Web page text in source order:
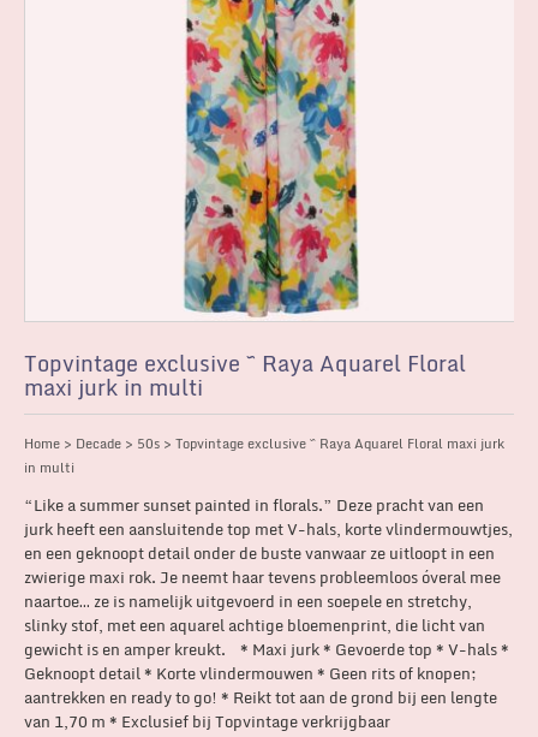
Topvintage exclusive ~ Raya Aquarel Floral
maxi jurk in multi
Home > Decade > 50s > Topvintage exclusive ~ Raya Aquarel Floral maxi jurk
in multi
“Like a summer sunset painted in florals.” Deze pracht van een
jurk heeft een aansluitende top met V-hals, korte vlindermouwtjes,
en een geknoopt detail onder de buste vanwaar ze uitloopt in een
zwierige maxi rok. Je neemt haar tevens probleemloos óveral mee
naartoe… ze is namelijk uitgevoerd in een soepele en stretchy,
slinky stof, met een aquarel achtige bloemenprint, die licht van
gewicht is en amper kreukt. * Maxi jurk * Gevoerde top * V-hals *
Geknoopt detail * Korte vlindermouwen * Geen rits of knopen;
aantrekken en ready to go! * Reikt tot aan de grond bij een lengte
van 1,70 m * Exclusief bij Topvintage verkrijgbaar